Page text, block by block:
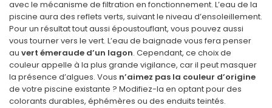
avec le mécanisme de filtration en fonctionnement. L’eau de la
piscine aura des reflets verts, suivant le niveau d’ensoleillement.
Pour un résultat tout aussi époustouflant, vous pouvez aussi
vous tourner vers le vert. L’eau de baignade vous fera penser
au vert émeraude d’un lagon. Cependant, ce choix de
couleur appelle à la plus grande vigilance, car il peut masquer
la présence d’algues. Vous n’aimez pas la couleur d’origine
de votre piscine existante ? Modifiez-la en optant pour des
colorants durables, éphémères ou des enduits teintés.